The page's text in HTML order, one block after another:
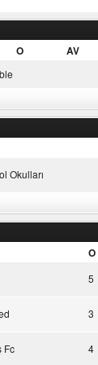
O AV
Okulları
O
5
3
Fc 4